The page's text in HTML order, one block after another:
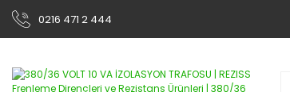
0216 471 2 444